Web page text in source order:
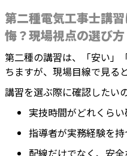
第二種電気工事士講
悔？現場視点の選び方
第二種の講習は、「安い」
ちますが、現場目線で見る
講習を選ぶ際に確認したい
実技時間がどれくら
指導者が実務経験を